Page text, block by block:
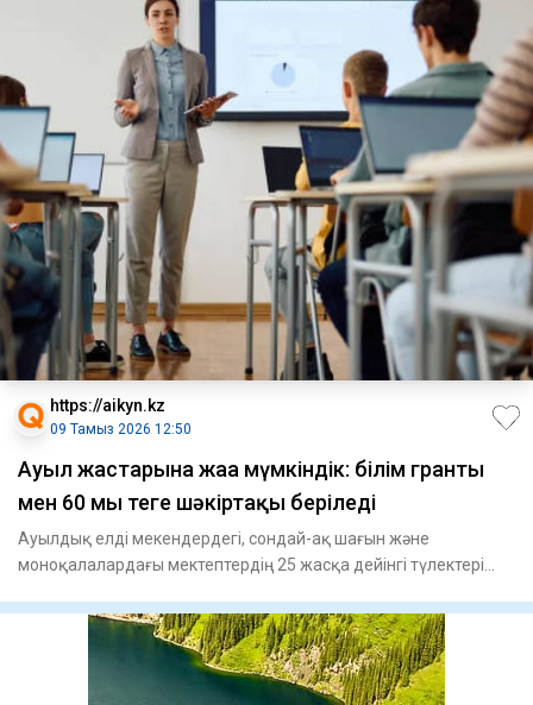
https://aikyn.kz
09 Тамыз 2026 12:50
Ауыл жастарына жаңа мүмкіндік: білім гранты
мен 60 мың теңге шәкіртақы беріледі
Ауылдық елді мекендердегі, сондай-ақ шағын және
моноқалалардағы мектептердің 25 жасқа дейінгі түлектері